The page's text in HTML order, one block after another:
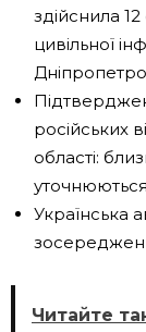
здійснила 12
цивільної
російських
області:
Українська
Читайте